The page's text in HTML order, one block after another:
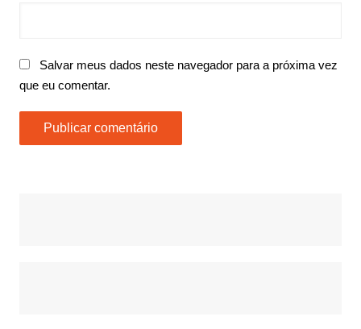
Salvar meus dados neste navegador para a próxima vez
que eu comentar.